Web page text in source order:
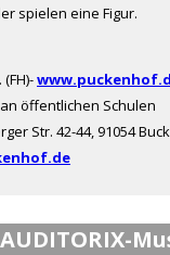
spielen eine Figur.
öffentlichen Schulen
Str. 42-44, 91054